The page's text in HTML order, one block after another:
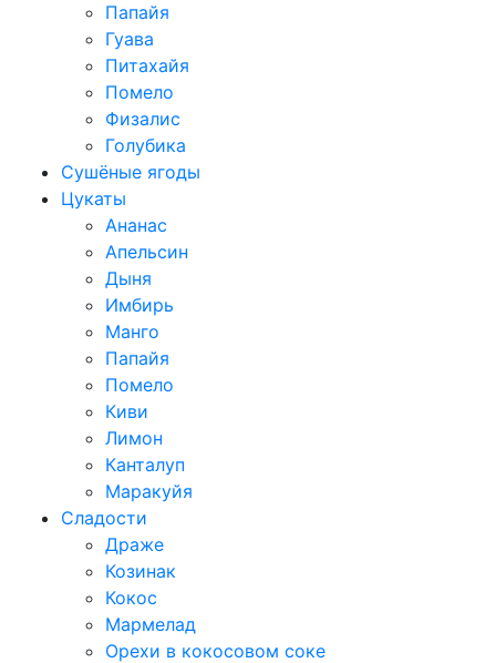
Папайя
Гуава
Питахайя
Помело
Физалис
Голубика
Сушёные ягоды
Цукаты
Ананас
Апельсин
Дыня
Имбирь
Манго
Папайя
Помело
Киви
Лимон
Канталуп
Маракуйя
Сладости
Драже
Козинак
Кокос
Мармелад
Орехи в кокосовом соке